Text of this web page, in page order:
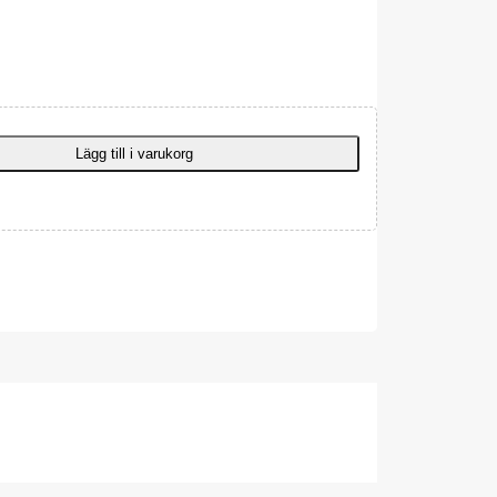
Lägg till i varukorg